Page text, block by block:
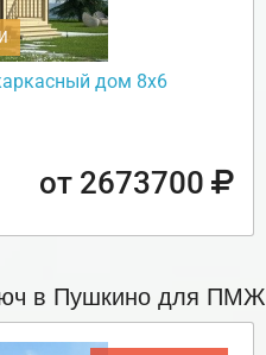
дом 8х6
от 2673700
в Пушкино для ПМЖ